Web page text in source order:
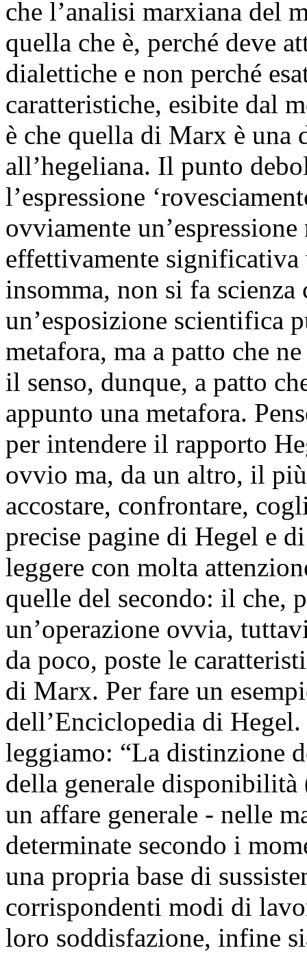
che l’analisi marxiana del
quella che è, perché deve
dialettiche e non perché
caratteristiche, esibite dal
è che quella di Marx è una
all’hegeliana. Il punto
l’espressione
ovviamente
effettivamente significativa
insomma, non si fa
un’esposizione scientifica
metafora, ma a patto che
il senso, dunque, a patto
appunto una metafora.
per intendere il rapporto
ovvio ma, da un altro, il
accostare, confrontare,
precise pagine di Hegel e
leggere con molta
quelle del secondo: il che,
un’operazione ovvia,
da poco, poste le
di Marx. Per fare un
dell’Enciclopedia di
leggiamo: “La distinzione
della generale disponibilità
un affare generale - nelle
determinate secondo i
una propria base di
corrispondenti modi di
loro soddisfazione, infine